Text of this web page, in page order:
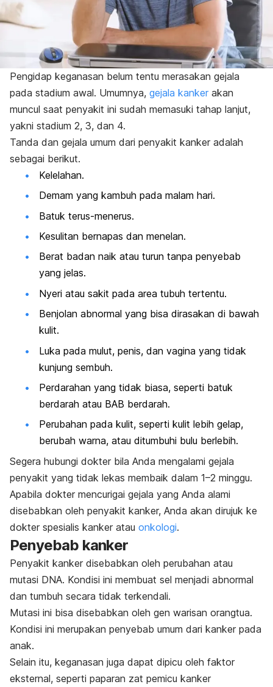
Pengidap keganasan belum tentu merasakan gejala
pada stadium awal. Umumnya, gejala kanker akan
muncul saat penyakit ini sudah memasuki tahap lanjut,
yakni stadium 2, 3, dan 4.
Tanda dan gejala umum dari penyakit kanker adalah
sebagai berikut.
Kelelahan.
Demam yang kambuh pada malam hari.
Batuk terus-menerus.
Kesulitan bernapas dan menelan.
Berat badan naik atau turun tanpa penyebab
yang jelas.
Nyeri atau sakit pada area tubuh tertentu.
Benjolan abnormal yang bisa dirasakan di bawah
kulit.
Luka pada mulut, penis, dan vagina yang tidak
kunjung sembuh.
Perdarahan yang tidak biasa, seperti batuk
berdarah atau BAB berdarah.
Perubahan pada kulit, seperti kulit lebih gelap,
berubah warna, atau ditumbuhi bulu berlebih.
Segera hubungi dokter bila Anda mengalami gejala
penyakit yang tidak lekas membaik dalam 1–2 minggu.
Apabila dokter mencurigai gejala yang Anda alami
disebabkan oleh penyakit kanker, Anda akan dirujuk ke
dokter spesialis kanker atau onkologi.
Penyebab kanker
Penyakit kanker disebabkan oleh perubahan atau
mutasi DNA. Kondisi ini membuat sel menjadi abnormal
dan tumbuh secara tidak terkendali.
Mutasi ini bisa disebabkan oleh gen warisan orangtua.
Kondisi ini merupakan penyebab umum dari kanker pada
anak.
Selain itu, keganasan juga dapat dipicu oleh faktor
eksternal, seperti paparan zat pemicu kanker